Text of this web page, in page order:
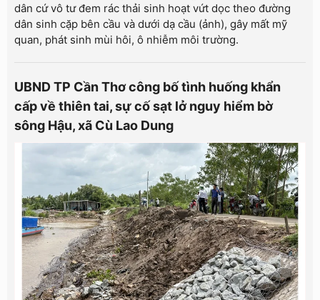
dân cứ vô tư đem rác thải sinh hoạt vứt dọc theo đường
dân sinh cặp bên cầu và dưới dạ cầu (ảnh), gây mất mỹ
quan, phát sinh mùi hôi, ô nhiễm môi trường.
UBND TP Cần Thơ công bố tình huống khẩn
cấp về thiên tai, sự cố sạt lở nguy hiểm bờ
sông Hậu, xã Cù Lao Dung